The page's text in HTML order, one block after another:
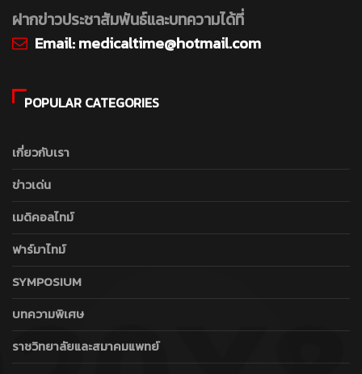
ฝากข่าวประชาสัมพันธ์และบทความได้ที่
Email:medicaltime@hotmail.com
POPULAR CATEGORIES
เกี่ยวกับเรา
ข่าวเด่น
เมดิคอลไทม์
ฟาร์มาไทม์
SYMPOSIUM
บทความพิเศษ
ราชวิทยาลัยและสมาคมแพทย์